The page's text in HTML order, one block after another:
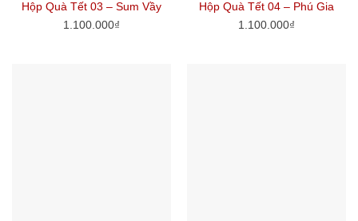
Hộp Quà Tết 03 – Sum Vầy
1.100.000₫
Hộp Quà Tết 04 – Phú Gia
1.100.000₫